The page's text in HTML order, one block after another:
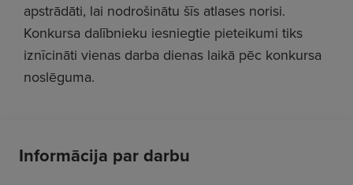
apstrādāti, lai nodrošinātu šīs atlases norisi.
Konkursa dalībnieku iesniegtie pieteikumi tiks
iznīcināti vienas darba dienas laikā pēc konkursa
noslēguma.
Informācija par darbu